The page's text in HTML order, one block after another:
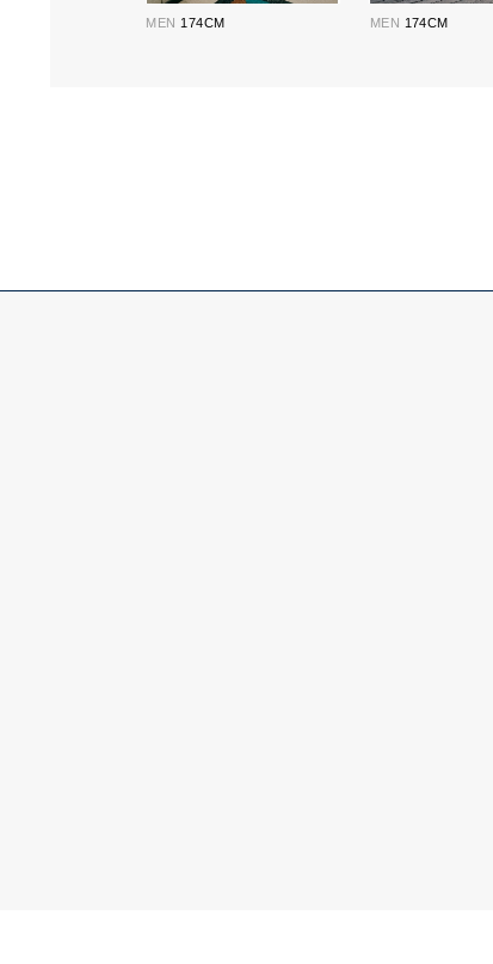
MEN 174CM MEN 174CM